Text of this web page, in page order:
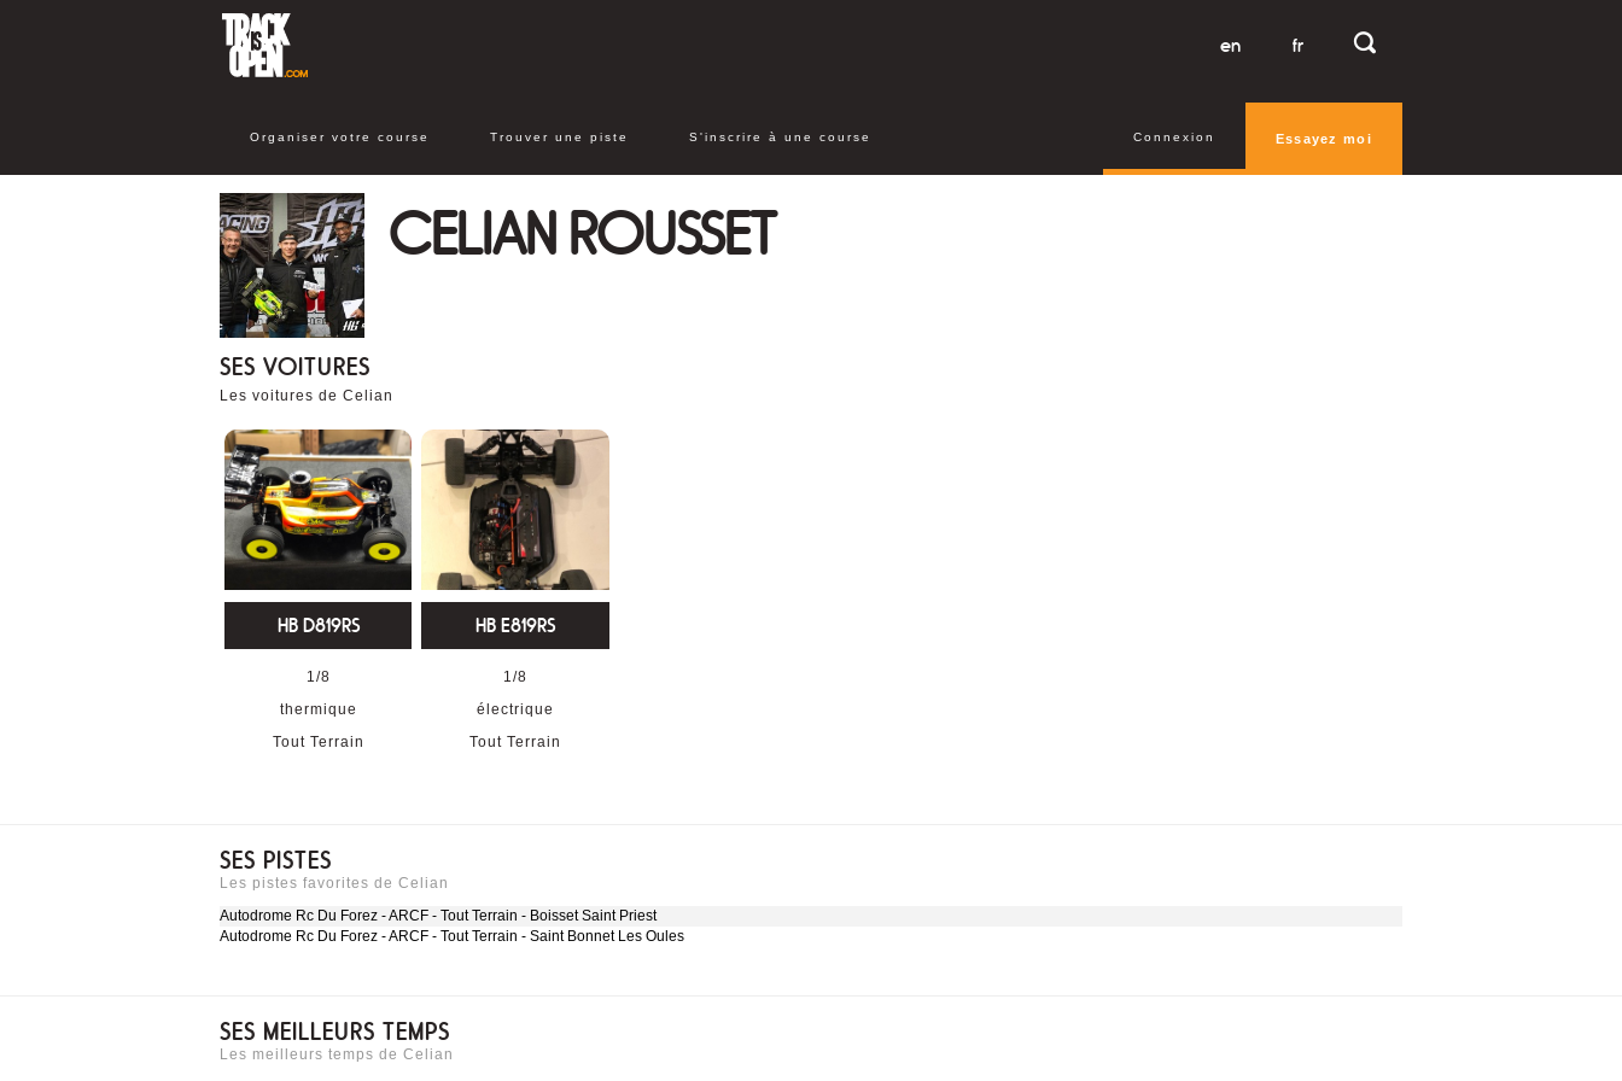
en fr
Organiser votre course Trouver une piste S'inscrire à une course Connexion Essayez moi
CELIAN ROUSSET
SES VOITURES
Les voitures de Celian
HB D819RS
1/8
thermique
Tout Terrain
HB E819RS
1/8
électrique
Tout Terrain
SES PISTES
Les pistes favorites de Celian
Autodrome Rc Du Forez - ARCF - Tout Terrain - Boisset Saint Priest
Autodrome Rc Du Forez - ARCF - Tout Terrain - Saint Bonnet Les Oules
SES MEILLEURS TEMPS
Les meilleurs temps de Celian